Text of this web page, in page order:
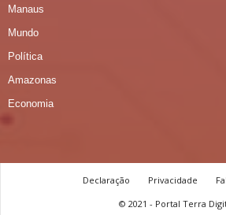
Manaus
Mundo
Política
Amazonas
Economia
Declaração Privacidade
© 2021 - Portal Terra